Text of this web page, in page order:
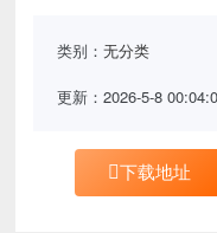
类别：无分类
更新：2026-5-8
下载地址